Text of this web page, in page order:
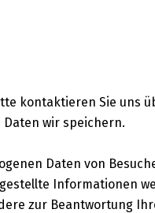
kontaktieren Sie uns
wir speichern.
Daten von
Informationen
zur Beantwortung